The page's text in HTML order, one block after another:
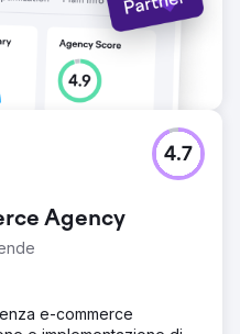
Agency
4.7
e-commerce